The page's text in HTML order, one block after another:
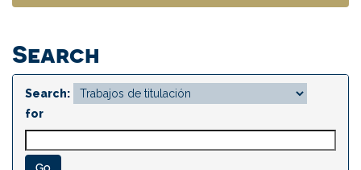
Search
Search:
for